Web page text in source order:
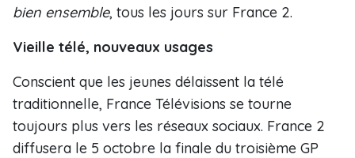
bien ensemble, tous les jours sur France 2.
Vieille télé, nouveaux usages
Conscient que les jeunes délaissent la télé
traditionnelle, France Télévisions se tourne
toujours plus vers les réseaux sociaux. France 2
diffusera le 5 octobre la finale du troisième GP